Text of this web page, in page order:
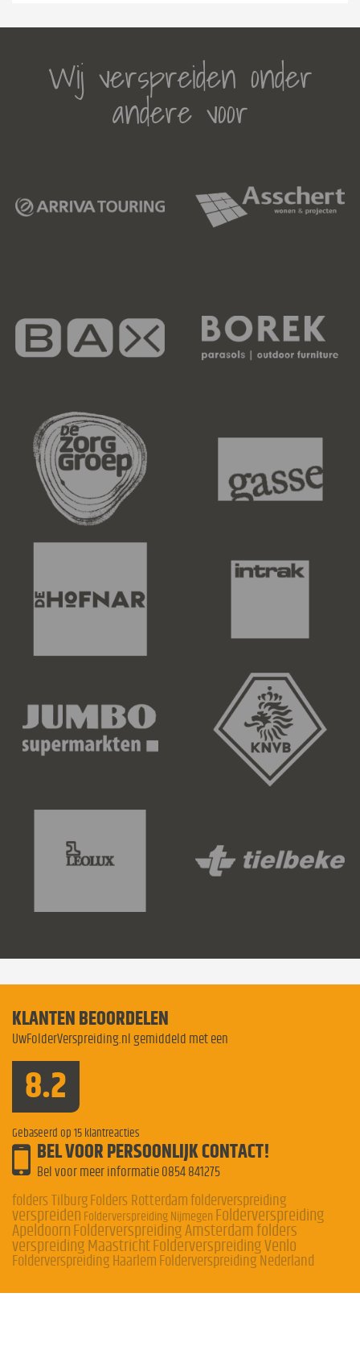
Wij verspreiden onder
andere voor
KLANTEN BEOORDELEN
UwFolderVerspreiding.nl gemiddeld met een
8.2
Gebaseerd op 15 klantreacties
BEL VOOR PERSOONLIJK CONTACT!
Bel voor meer informatie 0854 841275
folders Tilburg Folders Rotterdam folderverspreiding
verspreiden Folderverspreiding Nijmegen Folderverspreiding
Apeldoorn Folderverspreiding Amsterdam folders
verspreiding MaastrichtFolderverspreiding Venlo
Folderverspreiding Haarlem Folderverspreiding Nederland